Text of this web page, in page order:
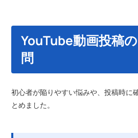
YouTube動画投稿
問
初心者が陥りやすい悩みや、投稿時に
とめました。